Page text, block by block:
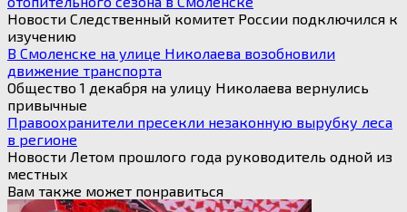
Новости Следственный комитет России подключился к
изучению
В Смоленске на улице Николаева возобновили
движение транспорта
Общество 1 декабря на улицу Николаева вернулись
привычные
Правоохранители пресекли незаконную вырубку леса
в регионе
Новости Летом прошлого года руководитель одной из
местных
Вам также может понравиться